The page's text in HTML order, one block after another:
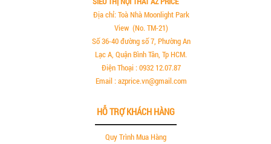
Địa chỉ: Toà Nhà Moonlight Park
View (No. TM-21)
Số 36-40 đường số 7, Phường An
Lạc A, Quận Bình Tân, Tp HCM.
Điện Thoại : 0932 12.07.87
Email : azprice.vn@gmail.com
HỖ TRỢ KHÁCH HÀNG
Quy Trình Mua Hàng